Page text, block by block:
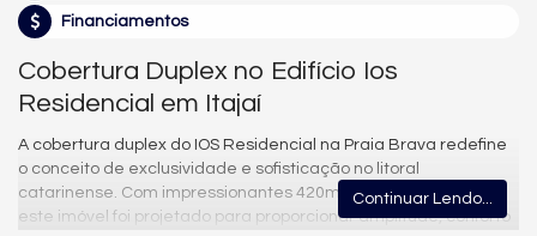
Financiamentos
Cobertura Duplex no Edifício Ios
Residencial em Itajaí
A cobertura duplex do IOS Residencial na Praia Brava redefine
o conceito de exclusividade e sofisticação no litoral
catarinense. Com impressionantes 420m² de área privativa,
este imóvel foi projetado para proporcionar amplitude, conforto
Continuar Lendo...